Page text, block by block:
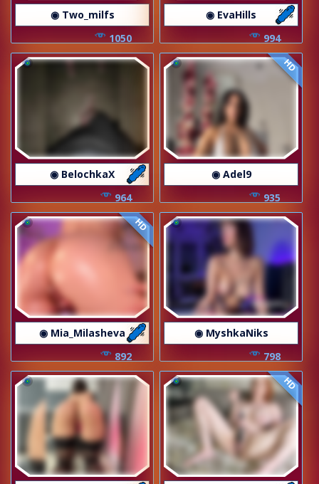
◉ Two_milfs
1050
◉ EvaHills
994
◉ BelochkaX
964
HD
◉ Adel9
935
HD
◉ Mia_Milasheva
892
◉ MyshkaNiks
798
HD